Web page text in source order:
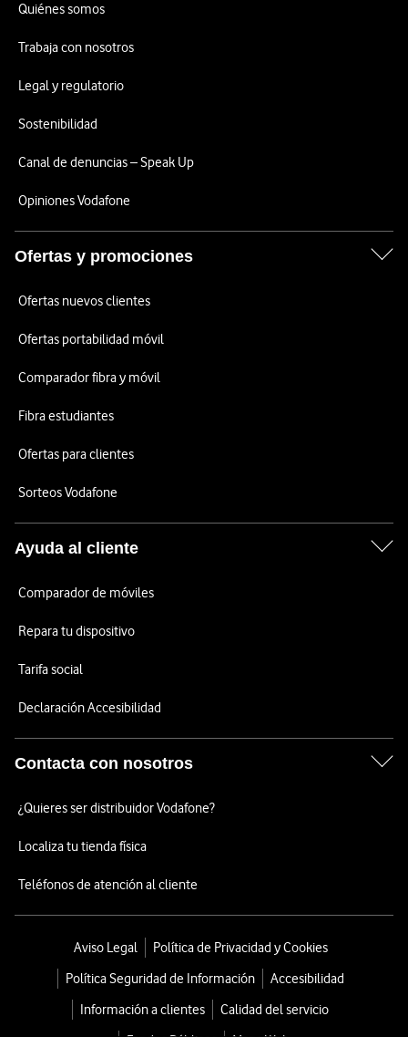
Quiénes somos
Trabaja con nosotros
Legal y regulatorio
Sostenibilidad
Canal de denuncias – Speak Up
Opiniones Vodafone
Ofertas y promociones
Ofertas nuevos clientes
Ofertas portabilidad móvil
Comparador fibra y móvil
Fibra estudiantes
Ofertas para clientes
Sorteos Vodafone
Ayuda al cliente
Comparador de móviles
Repara tu dispositivo
Tarifa social
Declaración Accesibilidad
Contacta con nosotros
¿Quieres ser distribuidor Vodafone?
Localiza tu tienda física
Teléfonos de atención al cliente
Aviso Legal
Política de Privacidad y Cookies
Política Seguridad de Información
Accesibilidad
Información a clientes
Calidad del servicio